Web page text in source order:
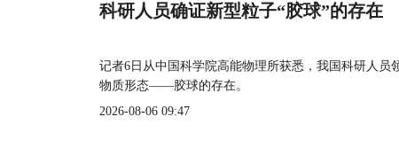
科研人员确证新型粒子“胶球”的存在
记者6日从中国科学院高能物理所获悉，我国科研人
物质形态——胶球的存在。
2026-08-06 09:47